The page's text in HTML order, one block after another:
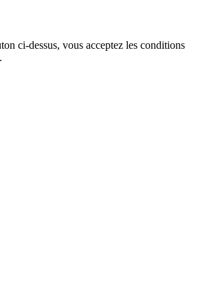
ci-dessus, vous acceptez les conditions